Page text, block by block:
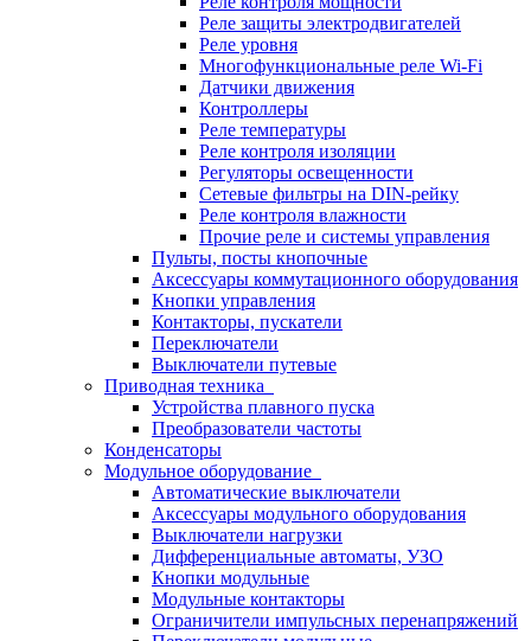
Реле защиты электродвигателей
Реле уровня
Многофункциональные реле Wi-Fi
Датчики движения
Контроллеры
Реле температуры
Реле контроля изоляции
Регуляторы освещенности
Сетевые фильтры на DIN-рейку
Реле контроля влажности
Прочие реле и системы управления
Пульты, посты кнопочные
Аксессуары коммутационного оборудования
Кнопки управления
Контакторы, пускатели
Переключатели
Выключатели путевые
Приводная техника
Устройства плавного пуска
Преобразователи частоты
Конденсаторы
Модульное оборудование
Автоматические выключатели
Аксессуары модульного оборудования
Выключатели нагрузки
Дифференциальные автоматы, УЗО
Кнопки модульные
Модульные контакторы
Ограничители импульсных перенапряжений